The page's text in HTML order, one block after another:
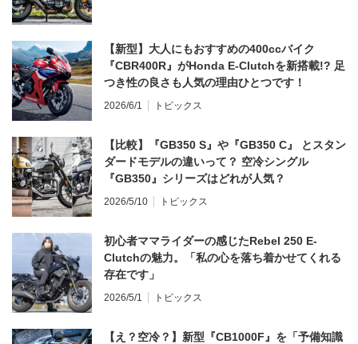
【新型】大人にもおすすめの400ccバイク
『CBR400R』がHonda E-Clutchを新搭載!? 足
つき性の良さも人気の理由ひとつです！
2026/6/1 トピックス
【比較】『GB350 S』や『GB350 C』 とスタン
ダードモデルの違いって？ 空冷シングル
『GB350』シリーズはどれが人気？
2026/5/10 トピックス
初心者ママライダーの感じたRebel 250 E-
Clutchの魅力。「私の心を落ち着かせてくれる
存在です」
2026/5/1 トピックス
【え？空冷？】新型『CB1000F』を「予備知識